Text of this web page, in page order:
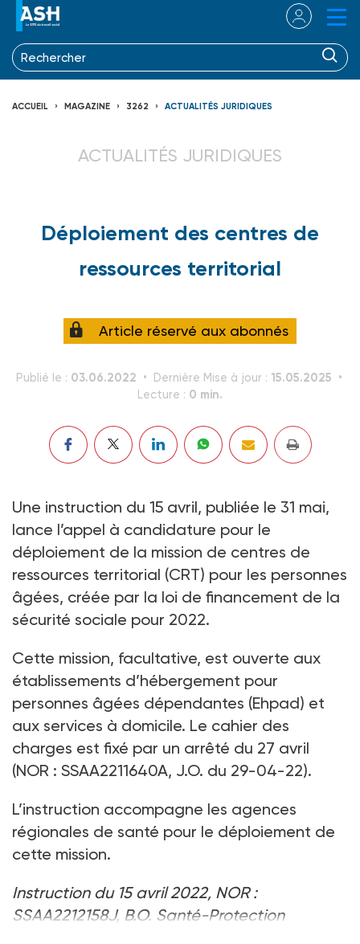
ACCUEIL MAGAZINE 3262 ACTUALITÉS JURIDIQUES
ACTUALITÉS JURIDIQUES
Déploiement des centres de
ressources territorial
Article réservé aux abonnés
Publié le : 03.06.2022 Dernière Mise à jour : 15.05.2025
Lecture : 0 min.
Une instruction du 15 avril, publiée le 31 mai,
lance l’appel à candidature pour le
déploiement de la mission de centres de
ressources territorial (CRT) pour les personnes
âgées, créée par la loi de financement de la
sécurité sociale pour 2022.
Cette mission, facultative, est ouverte aux
établissements d’hébergement pour
personnes âgées dépendantes (Ehpad) et
aux services à domicile. Le cahier des
charges est fixé par un arrêté du 27 avril
(NOR : SSAA2211640A, J.O. du 29-04-22).
L’instruction accompagne les agences
régionales de santé pour le déploiement de
cette mission.
Instruction du 15 avril 2022, NOR :
SSAA2212158J, B.O. Santé-Protection